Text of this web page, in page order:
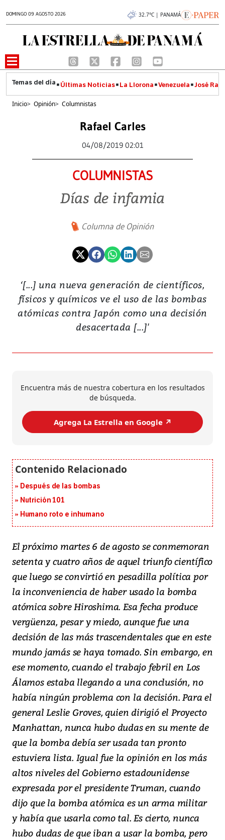
DOMINGO 09 AGOSTO 2026 32.7°C | PANAMÁ
Últimas Noticias La Llorona Venezuela José
Inicio> Opinión> Columnistas
Rafael Carles
04/08/2019 02:01
COLUMNISTAS
Días de infamia
Columna de Opinión
‘[...] una nueva generación de científicos,
físicos y químicos ve el uso de las bombas
atómicas contra Japón como una decisión
desacertada [...]'
Encuentra más de nuestra cobertura en los resultados
de búsqueda.
Agrega La Estrella en Google ↗️
Después de las bombas
Nutrición 101
Humano roto e inhumano
El próximo martes 6 de agosto se conmemoran
setenta y cuatro años de aquel triunfo científico
que luego se convirtió en pesadilla política por
la inconveniencia de haber usado la bomba
atómica sobre Hiroshima. Esa fecha produce
vergüenza, pesar y miedo, aunque fue una
decisión de las más trascendentales que en este
mundo jamás se haya tomado. Sin embargo, en
ese momento, cuando el trabajo febril en Los
Álamos estaba llegando a una conclusión, no
había ningún problema con la decisión. Para el
general Leslie Groves, quien dirigió el Proyecto
Manhattan, nunca hubo dudas en su mente de
que la bomba debía ser usada tan pronto
estuviera lista. Igual fue la opinión en los más
altos niveles del Gobierno estadounidense
expresada por el presidente Truman, cuando
dijo que la bomba atómica es un arma militar
y había que usarla como tal. Es cierto, nunca
hubo dudas de que iban a usar la bomba, pero